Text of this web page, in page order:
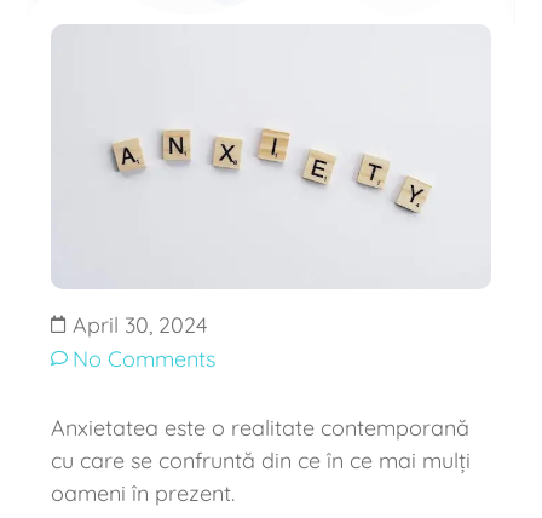
April 30, 2024
No Comments
Anxietatea este o realitate contemporană
cu care se confruntă din ce în ce mai mulți
oameni în prezent.